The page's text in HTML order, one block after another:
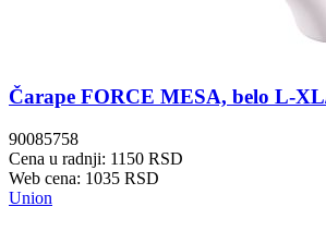
Čarape FORCE MESA, belo L-
90085758
Cena u radnji: 1150 RSD
Web cena: 1035 RSD
Union